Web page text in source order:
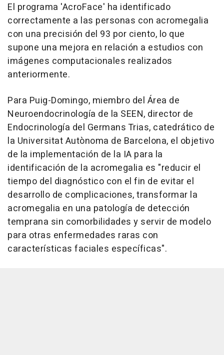
El programa 'AcroFace' ha identificado
correctamente a las personas con acromegalia
con una precisión del 93 por ciento, lo que
supone una mejora en relación a estudios con
imágenes computacionales realizados
anteriormente.
Para Puig-Domingo, miembro del Área de
Neuroendocrinología de la SEEN, director de
Endocrinología del Germans Trias, catedrático de
la Universitat Autònoma de Barcelona, el objetivo
de la implementación de la IA para la
identificación de la acromegalia es "reducir el
tiempo del diagnóstico con el fin de evitar el
desarrollo de complicaciones, transformar la
acromegalia en una patología de detección
temprana sin comorbilidades y servir de modelo
para otras enfermedades raras con
características faciales específicas".